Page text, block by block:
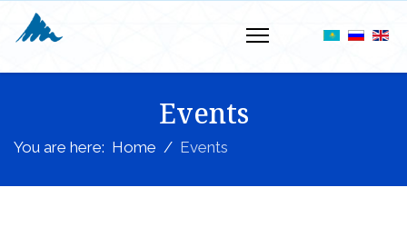
Events
You are here: Home Events